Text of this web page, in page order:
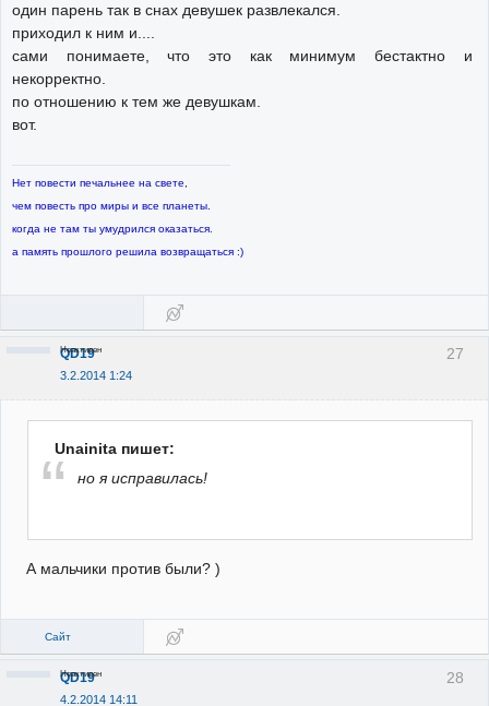
один парень так в снах девушек развлекался.
приходил к ним и....
сами понимаете, что это как минимум бестактно и
некорректно.
по отношению к тем же девушкам.
вот.
Нет повести печальнее на свете,
чем повесть про миры и все планеты.
когда не там ты умудрился оказаться.
а память прошлого решила возвращаться :)
27
QD19
3.2.2014 1:24
Неактивен
Unainita пишет:
но я исправилась!
А мальчики против были? )
Сайт
28
QD19
4.2.2014 14:11
Неактивен